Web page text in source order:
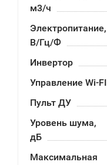
м3/ч
Электропитание,
В/Гц/Ф
Инвертор
Управление Wi-FI
Пульт ДУ
Уровень шума,
дБ
Максимальная